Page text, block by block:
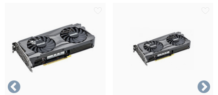

